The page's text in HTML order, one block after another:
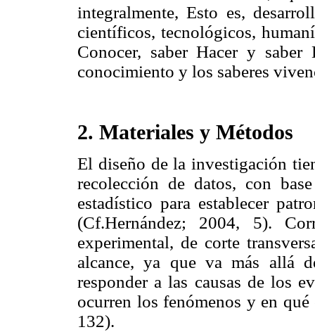
integralmente, Esto es,
científicos, tecnológicos,
Conocer, saber Hacer y
conocimiento y los saberes
2. Materiales y Métodos
El diseño de la investigación
recolección de datos, con
estadístico para establecer
(Cf.Hernández; 2004, 5).
experimental, de corte
alcance, ya que va más allá
responder a las causas de los
ocurren los fenómenos y en
132).